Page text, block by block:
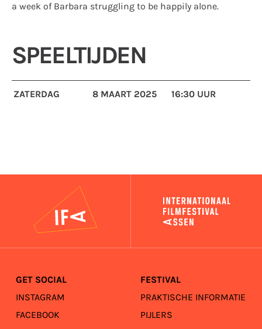
a week of Barbara struggling to be happily alone.
SPEELTIJDEN
ZATERDAG 8 MAART 2025 16:30 UUR
GET SOCIAL
INSTAGRAM
FACEBOOK
FESTIVAL
PRAKTISCHE INFORMATIE
PIJLERS